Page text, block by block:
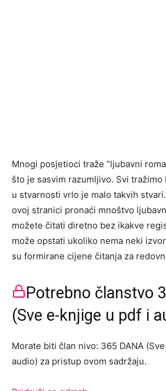
Mnogi posjetioci traže “ljubavni
što je sasvim razumljivo. Svi
u stvarnosti vrlo je malo takvih
ovoj stranici pronaći mnoštvo
možete čitati diretno bez ikakve
može opstati ukoliko nema neki
su formirane cijene čitanja za
Potrebno članstvo
(Sve e-knjige u pdf i
Morate biti član nivo: 365 DANA
audio) za pristup ovom sadržaju.